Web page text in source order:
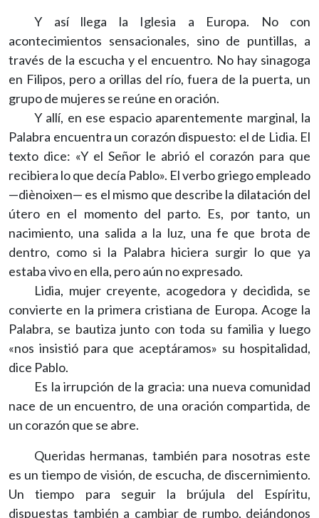
Y así llega la Iglesia a Europa. No con
acontecimientos sensacionales, sino de puntillas, a
través de la escucha y el encuentro. No hay sinagoga
en Filipos, pero a orillas del río, fuera de la puerta, un
grupo de mujeres se reúne en oración.
Y allí, en ese espacio aparentemente marginal, la
Palabra encuentra un corazón dispuesto: el de Lidia. El
texto dice: «Y el Señor le abrió el corazón para que
recibiera lo que decía Pablo». El verbo griego empleado
—diènoixen— es el mismo que describe la dilatación del
útero en el momento del parto. Es, por tanto, un
nacimiento, una salida a la luz, una fe que brota de
dentro, como si la Palabra hiciera surgir lo que ya
estaba vivo en ella, pero aún no expresado.
Lidia, mujer creyente, acogedora y decidida, se
convierte en la primera cristiana de Europa. Acoge la
Palabra, se bautiza junto con toda su familia y luego
«nos insistió para que aceptáramos» su hospitalidad,
dice Pablo.
Es la irrupción de la gracia: una nueva comunidad
nace de un encuentro, de una oración compartida, de
un corazón que se abre.
Queridas hermanas, también para nosotras este
es un tiempo de visión, de escucha, de discernimiento.
Un tiempo para seguir la brújula del Espíritu,
dispuestas también a cambiar de rumbo, dejándonos